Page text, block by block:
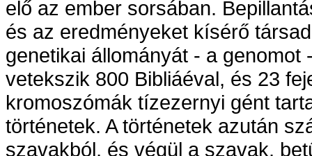
elő az ember sorsában.
és az eredményeket kísérő
genetikai állományát - a
vetekszik 800 Bibliáéval, és 23
kromoszómák tízezernyi gént
történetek. A történetek azután
szavakból, és végül a szavak,